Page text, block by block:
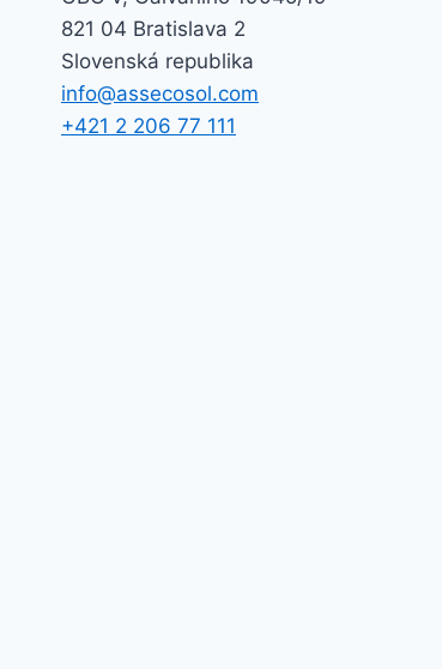
821 04 Bratislava 2
Slovenská republika
info@assecosol.com
+421 2 206 77 111